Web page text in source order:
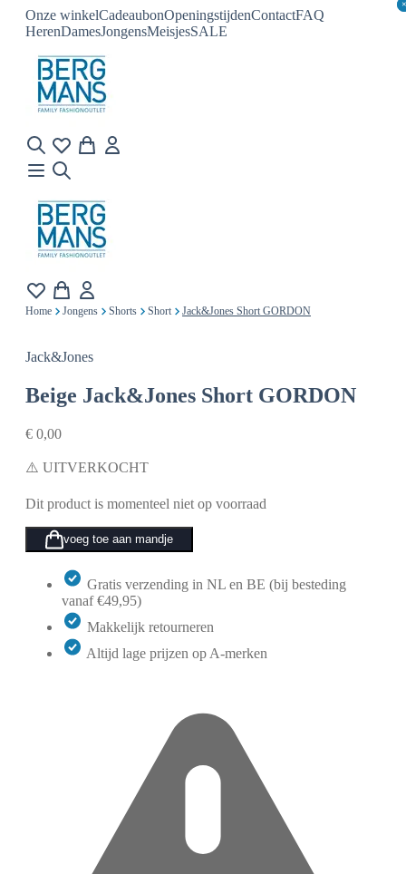
Onze winkelCadeaubonOpeningstijdenContactFAQ
HerenDamesJongensMeisjesSALE
×
×
Home Jongens Shorts Short Jack&Jones Short GORDON
Jack&Jones
Beige Jack&Jones Short GORDON
€ 0,00
⚠️ UITVERKOCHT
Dit product is momenteel niet op voorraad
voeg toe aan mandje
Gratis verzending in NL en BE (bij besteding
vanaf €49,95)
Makkelijk retourneren
Altijd lage prijzen op A-merken